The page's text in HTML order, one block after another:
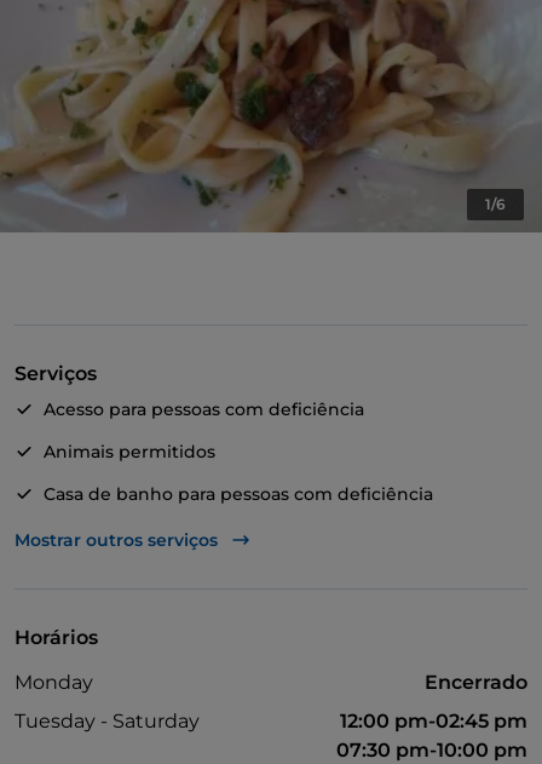
1/6
Serviços
Acesso para pessoas com deficiência
Animais permitidos
Casa de banho para pessoas com deficiência
Fala-se inglês
Mostrar outros serviços
Horários
Monday
Encerrado
Tuesday - Saturday
12:00 pm-02:45 pm
07:30 pm-10:00 pm